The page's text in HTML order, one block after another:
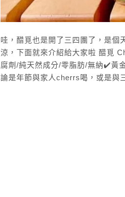
哇，醋覓也是開了三四團了，是個
涼，下面就來介紹給大家啦 醋覓
腐劑/純天然成分/零脂肪/無納✔️黃
論是年節與家人cherrs喝，或是與